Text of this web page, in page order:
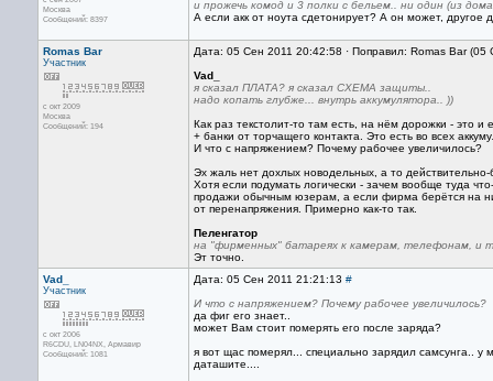
Москва
Сообщений: 8397
и прожечь комод и 3 полки с бельем.. ни один (из
А если акк от ноута сдетонирует? А он может, другое
Romas Bar
Участник
с окт 2009
Москва
Сообщений: 194
Дата: 05 Сен 2011 20:42:58 · Поправил: Romas Bar
Vad_
я сказал ПЛАТА? я сказал СХЕМА защиты..
надо копать глубже... внутрь аккумулятора.. ))
Как раз текстолит-то там есть, на нём дорожки - это и
+ банки от торчащего контакта. Это есть во всех
И что с напряжением? Почему рабочее увеличилось?
Эх жаль нет дохлых новодельных, а то
Хотя если подумать логически - зачем вообще туда
продажи обычным юзерам, а если фирма берётся на
от перенапряжения. Примерно как-то так.
Пеленгатор
на "фирменных" батареях к камерам, телефонам, и
Эт точно.
Vad_
Участник
с окт 2006
R6CDU, LN04NX, Армавир
Сообщений: 1081
Дата: 05 Сен 2011 21:21:13 #
И что с напряжением? Почему рабочее увеличилось?
да фиг его знает..
может Вам стоит померять его после заряда?
я вот щас померял... специально зарядил самсунга.. у
даташите....